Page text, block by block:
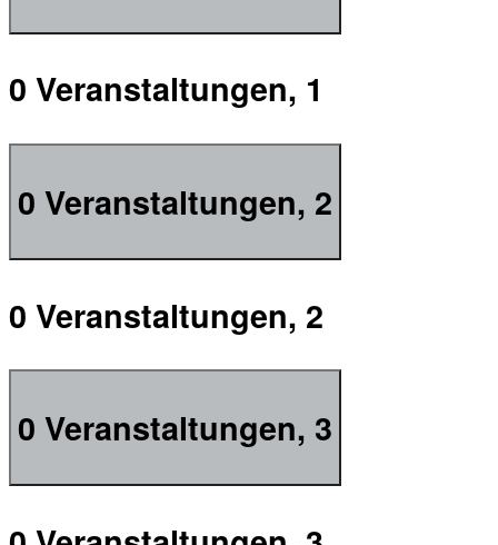
0 Veranstaltungen, 1
0 Veranstaltungen, 2
0 Veranstaltungen, 2
0 Veranstaltungen, 3